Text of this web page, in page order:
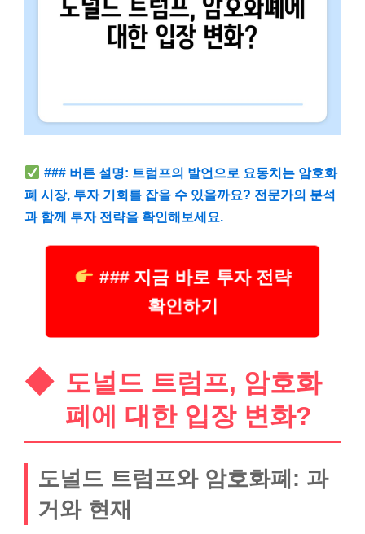
### 버튼 설명: 트럼프의 발언으로 요동치는 암호화
폐 시장, 투자 기회를 잡을 수 있을까요? 전문가의 분석
과 함께 투자 전략을 확인해보세요.
### 지금 바로 투자 전략
확인하기
도널드 트럼프, 암호화
폐에 대한 입장 변화?
도널드 트럼프와 암호화폐: 과
거와 현재